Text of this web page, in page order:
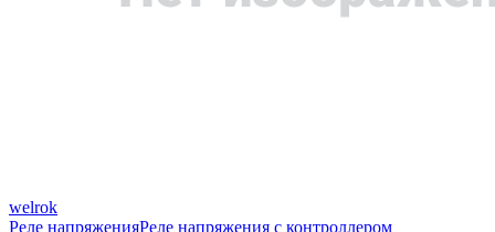
welrok
Реле напряженияРеле напряжения с контроллером